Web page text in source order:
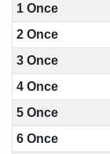
1 Once
2 Once
3 Once
4 Once
5 Once
6 Once